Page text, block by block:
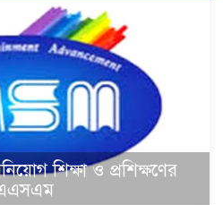
শিক্ষা ও প্রশিক্ষণের